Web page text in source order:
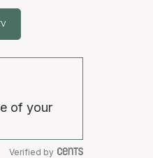
of your
Verified by